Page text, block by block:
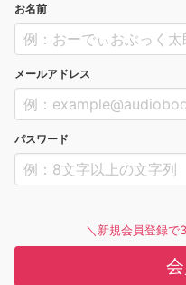
お名前
メールアドレス
パスワード
＼新規会員登録で